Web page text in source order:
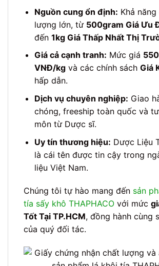
Nguồn cung ổn định: Khả
lượng lớn, từ 500gram Giá Ưu
đến 1kg Giá Thấp Nhất Thị
Giá cả cạnh tranh: Mức giá
VNĐ/kgvà các chính sách Giá
hấp dẫn.
Dịch vụ chuyên nghiệp: Giao
chóng, freeship toàn quốc và
môn từ Dược sĩ.
Uy tín thương hiệu: Dược Liệu
là cái tên được tin cậy trong
liệu Việt Nam.
Chúng tôi tự hào mang đến sản
tía sấy khô THAPHACO với mức
Tốt Tại TP.HCM, đồng hành cùng
của quý đối tác.